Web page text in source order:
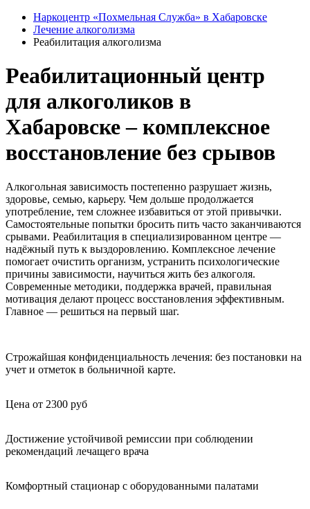
Наркоцентр «Похмельная Служба» в Хабаровске
Лечение алкоголизма
Реабилитация алкоголизма
Реабилитационный центр
для алкоголиков в
Хабаровске – комплексное
восстановление без срывов
Алкогольная зависимость постепенно разрушает жизнь,
здоровье, семью, карьеру. Чем дольше продолжается
употребление, тем сложнее избавиться от этой привычки.
Самостоятельные попытки бросить пить часто заканчиваются
срывами. Реабилитация в специализированном центре —
надёжный путь к выздоровлению. Комплексное лечение
помогает очистить организм, устранить психологические
причины зависимости, научиться жить без алкоголя.
Современные методики, поддержка врачей, правильная
мотивация делают процесс восстановления эффективным.
Главное — решиться на первый шаг.
Строжайшая конфиденциальность лечения: без постановки на
учет и отметок в больничной карте.
Цена от 2300 руб
Достижение устойчивой ремиссии при соблюдении
рекомендаций лечащего врача
Комфортный стационар с оборудованными палатами